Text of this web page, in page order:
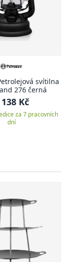
svítilna
276 černá
Kč
za 7 pracovních
dní